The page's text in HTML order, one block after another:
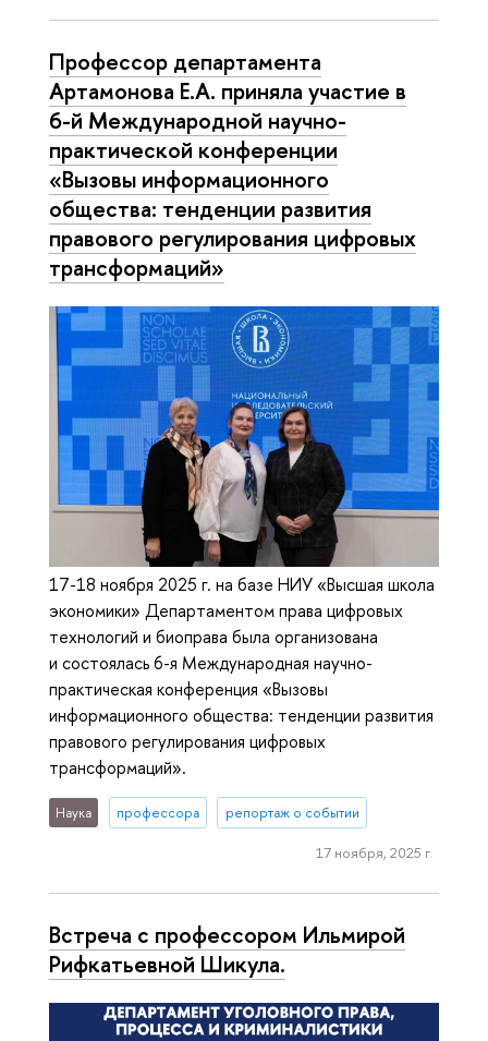
Профессор департамента
Артамонова Е.А. приняла участие в
6-й Международной научно-
практической конференции
«Вызовы информационного
общества: тенденции развития
правового регулирования цифровых
трансформаций»
17-18 ноября 2025 г. на базе НИУ «Высшая школа
экономики» Департаментом права цифровых
технологий и биоправа была организована
и состоялась 6-я Международная научно-
практическая конференция «Вызовы
информационного общества: тенденции развития
правового регулирования цифровых
трансформаций».
Наука профессора репортаж о событии
17 ноября, 2025 г.
Встреча с профессором Ильмирой
Рифкатьевной Шикула.